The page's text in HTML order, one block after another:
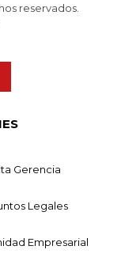
reservados.
Gerencia
Legales
Empresarial